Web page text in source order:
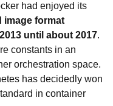
had enjoyed its
image format
2013 until about 2017.
constants in an
orchestration space.
has decidedly won
in container